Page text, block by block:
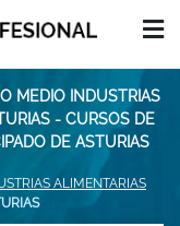
MEDIO INDUSTRIAS
- CURSOS DE
DE ASTURIAS
ALIMENTARIAS